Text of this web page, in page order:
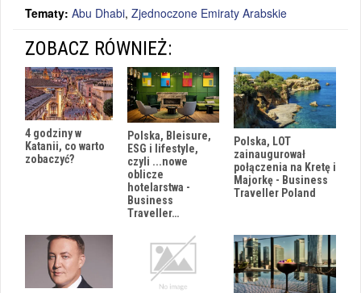
Tematy: Abu Dhabi, Zjednoczone Emiraty Arabskie
ZOBACZ RÓWNIEŻ:
4 godziny w
Katanii, co warto
zobaczyć?
Polska, Bleisure,
ESG i lifestyle,
czyli ...nowe
oblicze
hotelarstwa -
Business
Traveller…
Polska, LOT
zainaugurował
połączenia na Kretę i
Majorkę - Business
Traveller Poland